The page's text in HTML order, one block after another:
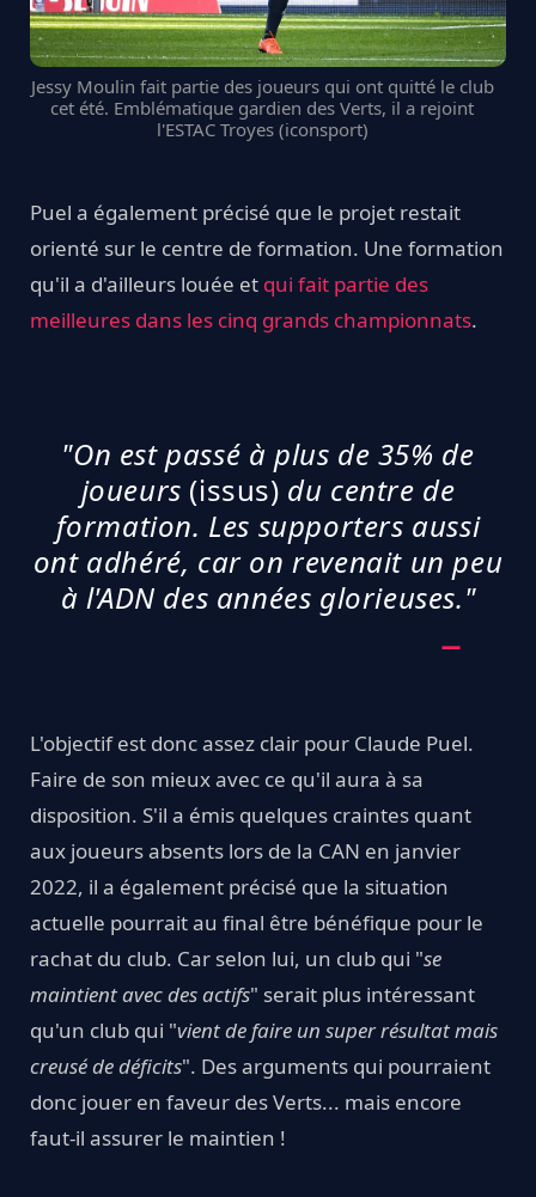
Jessy Moulin fait partie des joueurs qui ont quitté le club
cet été. Emblématique gardien des Verts, il a rejoint
l'ESTAC Troyes (iconsport)
Puel a également précisé que le projet restait
orienté sur le centre de formation. Une formation
qu'il a d'ailleurs louée et qui fait partie des
meilleures dans les cinq grands championnats.
"On est passé à plus de 35% de
joueurs (issus) du centre de
formation. Les supporters aussi
ont adhéré, car on revenait un peu
à l'ADN des années glorieuses."
L'objectif est donc assez clair pour Claude Puel.
Faire de son mieux avec ce qu'il aura à sa
disposition. S'il a émis quelques craintes quant
aux joueurs absents lors de la CAN en janvier
2022, il a également précisé que la situation
actuelle pourrait au final être bénéfique pour le
rachat du club. Car selon lui, un club qui "se
maintient avec des actifs" serait plus intéressant
qu'un club qui "vient de faire un super résultat mais
creusé de déficits". Des arguments qui pourraient
donc jouer en faveur des Verts... mais encore
faut-il assurer le maintien !